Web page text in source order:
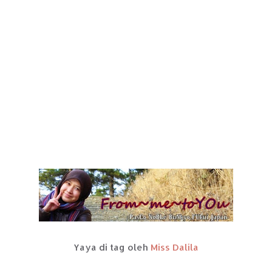
Yaya di tag oleh Miss Dalila